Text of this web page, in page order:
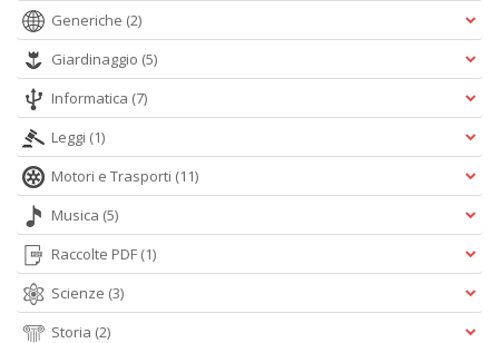
Generiche (2)
Giardinaggio (5)
Informatica (7)
Leggi (1)
Motori e Trasporti (11)
Musica (5)
Raccolte PDF (1)
Scienze (3)
Storia (2)